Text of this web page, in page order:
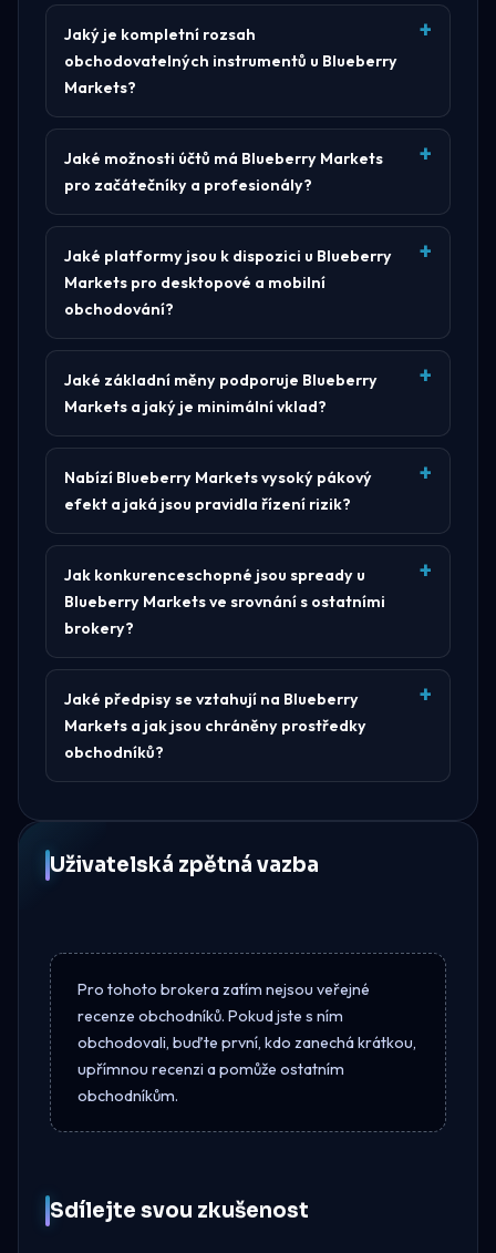
Jaký je kompletní rozsah
obchodovatelných instrumentů u Blueberry
Markets?
Jaké možnosti účtů má Blueberry Markets
pro začátečníky a profesionály?
Jaké platformy jsou k dispozici u Blueberry
Markets pro desktopové a mobilní
obchodování?
Jaké základní měny podporuje Blueberry
Markets a jaký je minimální vklad?
Nabízí Blueberry Markets vysoký pákový
efekt a jaká jsou pravidla řízení rizik?
Jak konkurenceschopné jsou spready u
Blueberry Markets ve srovnání s ostatními
brokery?
Jaké předpisy se vztahují na Blueberry
Markets a jak jsou chráněny prostředky
obchodníků?
Uživatelská zpětná vazba
Pro tohoto brokera zatím nejsou veřejné
recenze obchodníků. Pokud jste s ním
obchodovali, buďte první, kdo zanechá krátkou,
upřímnou recenzi a pomůže ostatním
obchodníkům.
Sdílejte svou zkušenost